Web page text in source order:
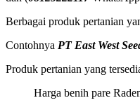
Berbagai produk pertanian
Contohnya PT East West
Produk pertanian yang
Harga benih pare